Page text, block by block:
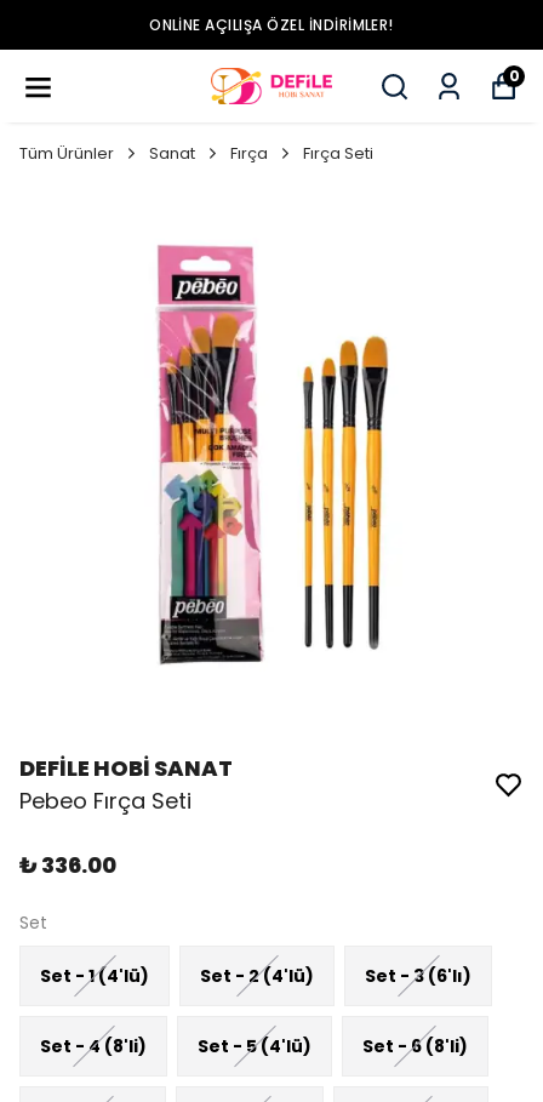
ONLINE AÇILIŞA ÖZEL İNDIRIMLER!
0
Tüm Ürünler Sanat Fırça Fırça Seti
DEFİLE HOBİ SANAT
Pebeo Fırça Seti
₺ 336.00
Set
Set - 1 (4'lü) Set - 2 (4'lü) Set - 3 (6'lı)
Set - 4 (8'li) Set - 5 (4'lü) Set - 6 (8'li)